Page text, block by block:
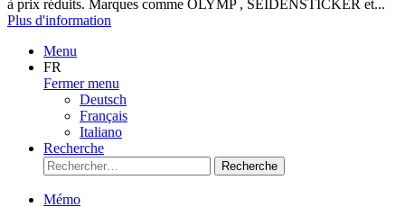
à prix réduits. Marques comme OLYMP , SEIDENSTICKER et...
Plus d'information
Menu
FR
Fermer menu
Deutsch
Français
Italiano
Recherche
Recherche
Mémo